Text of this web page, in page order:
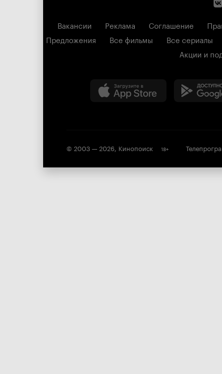
Вакансии Реклама Соглашение
Предложения
Все фильмы
Все сериалы
Акции и
© 2003 — 2026, Кинопоиск 18+